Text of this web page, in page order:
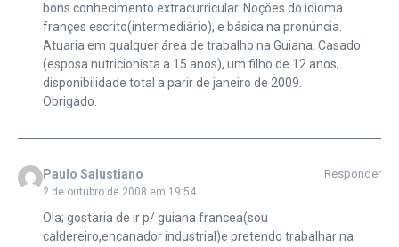
bons conhecimento extracurricular. Noções do idioma
françes escrito(intermediário), e básica na pronúncia.
Atuaria em qualquer área de trabalho na Guiana. Casado
(esposa nutricionista a 15 anos), um filho de 12 anos,
disponibilidade total a parir de janeiro de 2009.
Obrigado.
Paulo Salustiano
2 de outubro de 2008 em 19:54
Responder
Ola; gostaria de ir p/ guiana francea(sou
caldereiro,encanador industrial)e pretendo trabalhar na